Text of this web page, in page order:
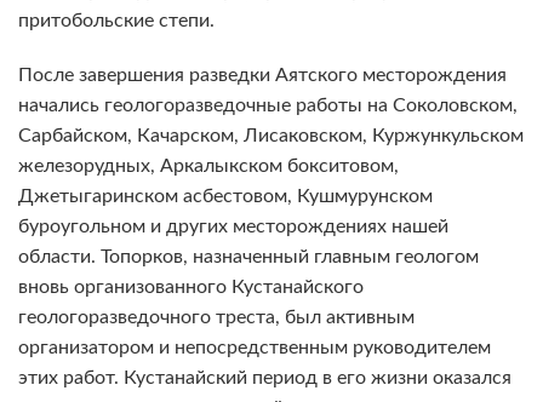
притобольские степи.
После завершения разведки Аятского месторождения
начались геологоразведочные работы на Соколовском,
Сарбайском, Качарском, Лисаковском, Куржункульском
железорудных, Аркалыкском бокситовом,
Джетыгаринском асбестовом, Кушмурунском
буроугольном и других месторождениях нашей
области. Топорков, назначенный главным геологом
вновь организованного Кустанайского
геологоразведочного треста, был активным
организатором и непосредственным руководителем
этих работ. Кустанайский период в его жизни оказался